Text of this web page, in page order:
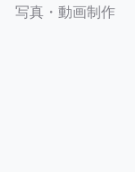
写真・動画制作